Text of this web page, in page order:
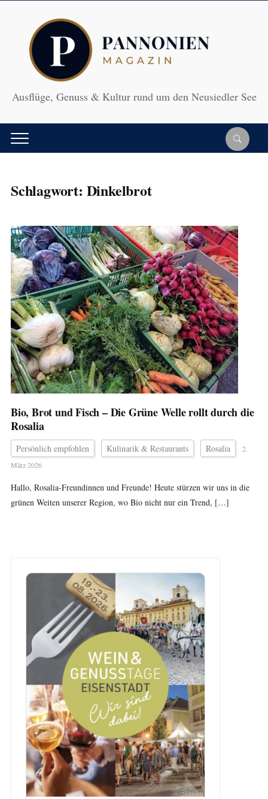
Ausflüge, Genuss & Kultur rund um den Neusiedler See
Schlagwort: Dinkelbrot
Bio, Brot und Fisch – Die Grüne Welle rollt durch die
Rosalia
Persönlich empfohlen Kulinarik & Restaurants Rosalia
2.
März 2026
Hallo, Rosalia-Freundinnen und Freunde! Heute stürzen wir uns in die
grünen Weiten unserer Region, wo Bio nicht nur ein Trend, […]